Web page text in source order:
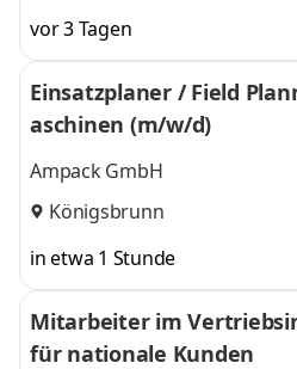
vor 3 Tagen
Einsatzplaner / Field
aschinen (m/w/d)
Ampack GmbH
Königsbrunn
in etwa 1 Stunde
Mitarbeiter im
für nationale Kunden